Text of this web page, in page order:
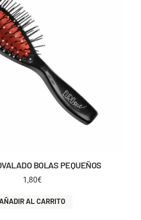
BOLAS PEQUEÑOS
1,80€
AL CARRITO